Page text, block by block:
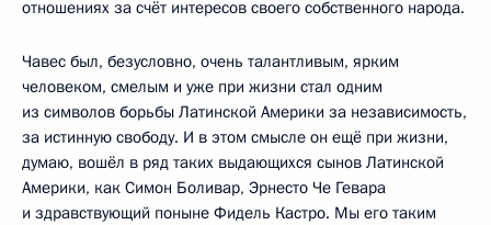
отношениях за счёт интересов своего собственного народа.
Чавес был, безусловно, очень талантливым, ярким
человеком, смелым и уже при жизни стал одним
из символов борьбы Латинской Америки за независимость,
за истинную свободу. И в этом смысле он ещё при жизни,
думаю, вошёл в ряд таких выдающихся сынов Латинской
Америки, как Симон Боливар, Эрнесто Че Гевара
и здравствующий поныне Фидель Кастро. Мы его таким